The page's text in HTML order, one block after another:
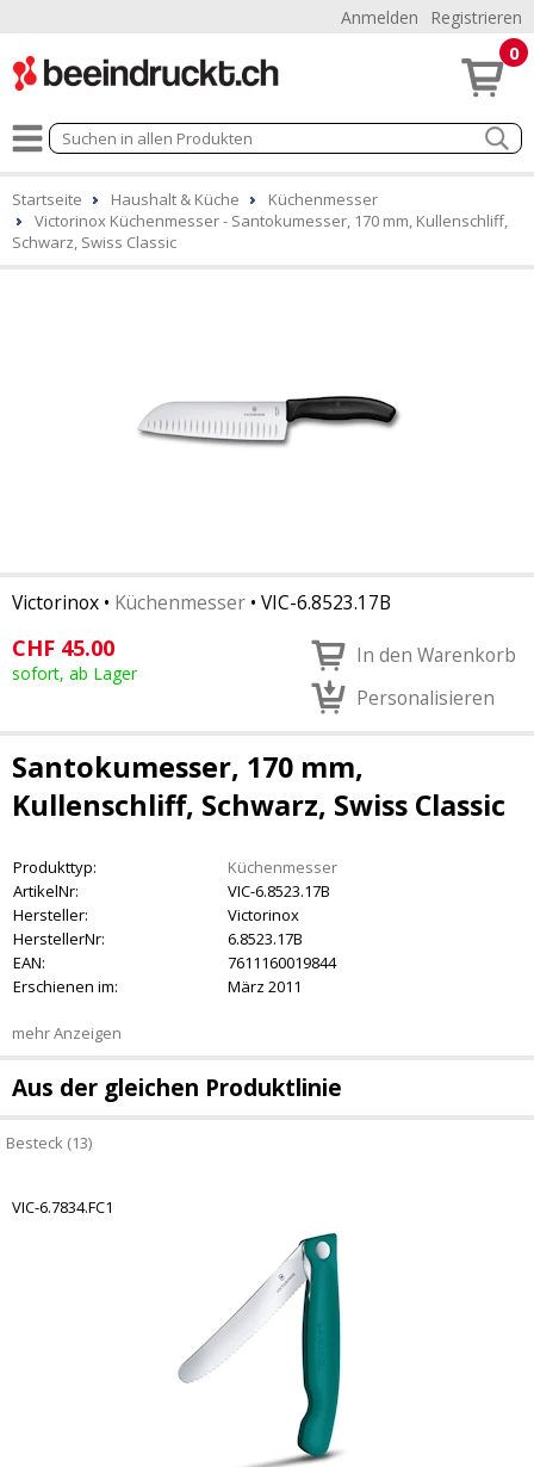
Anmelden Registrieren
0
Startseite Haushalt & Küche
Küchenmesser
Victorinox Küchenmesser - Santokumesser, 170 mm, Kullenschliff,
Schwarz, Swiss Classic
Victorinox • Küchenmesser • VIC-6.8523.17B
CHF 45.00
sofort, ab Lager
In den Warenkorb
Personalisieren
Santokumesser, 170 mm,
Kullenschliff, Schwarz, Swiss Classic
Produkttyp:
Küchenmesser
ArtikelNr:
VIC-6.8523.17B
Hersteller:
Victorinox
HerstellerNr:
6.8523.17B
EAN:
7611160019844
Erschienen im:
März 2011
mehr Anzeigen
Aus der gleichen Produktlinie
Besteck (13)
VIC-6.7834.FC1